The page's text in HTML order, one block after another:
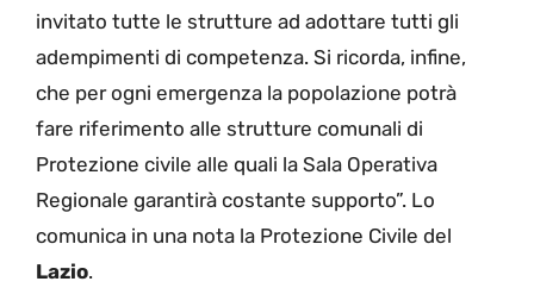
invitato tutte le strutture ad adottare tutti gli
adempimenti di competenza. Si ricorda, infine,
che per ogni emergenza la popolazione potrà
fare riferimento alle strutture comunali di
Protezione civile alle quali la Sala Operativa
Regionale garantirà costante supporto”. Lo
comunica in una nota la Protezione Civile del
Lazio.